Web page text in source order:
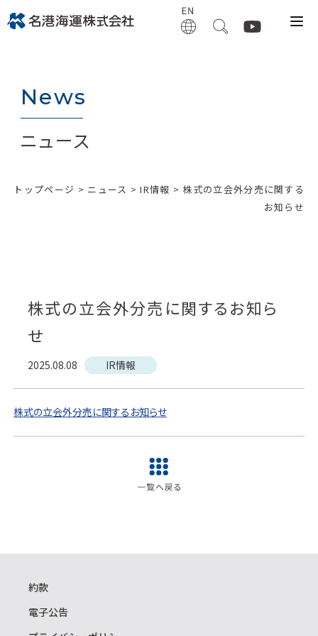
News
ニュース
トップページ > ニュース >IR情報 > 株式の立会外分売に関する
お知らせ
株式の立会外分売に関するお知ら
せ
2025.08.08 IR情報
株式の立会外分売に関するお知らせ
約款
電子公告